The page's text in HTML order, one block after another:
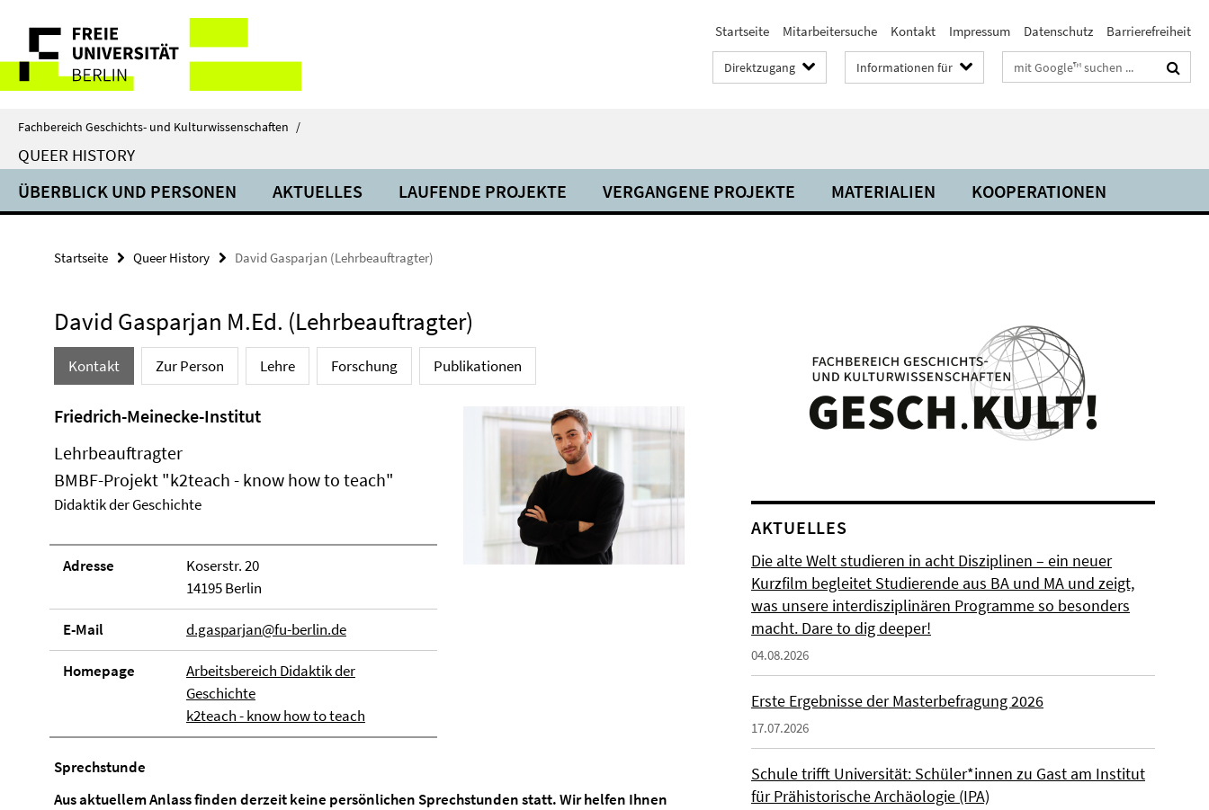
direkt
Inhalt
Service-
Navigation
Startseite Mitarbeitersuche Kontakt Impressum Datenschutz Barrierefreiheit
Direktzugang Informationen für Suchbegriffe
Fachbereich Geschichts- und Kulturwissenschaften /
QUEER HISTORY
ÜBERBLICK UND PERSONEN AKTUELLES LAUFENDE PROJEKTE VERGANGENE PROJEKTE MATERIALIEN KOOPERATIONEN
Startseite Queer History David Gasparjan (Lehrbeauftragter)
David Gasparjan M.Ed. (Lehrbeauftragter)
Kontakt Zur Person Lehre Forschung Publikationen
Friedrich-Meinecke-Institut
Lehrbeauftragter
BMBF-Projekt "k2teach - know how to teach"
Didaktik der Geschichte
Adresse
Koserstr. 20
14195 Berlin
E-Mail d.gasparjan@fu-berlin.de
Homepage
Arbeitsbereich Didaktik der
Geschichte
k2teach - know how to teach
Sprechstunde
Aus aktuellem Anlass finden derzeit keine persönlichen Sprechstunden statt. Wir helfen Ihnen
AKTUELLES
Die alte Welt studieren in acht Disziplinen – ein neuer
Kurzfilm begleitet Studierende aus BA und MA und zeigt,
was unsere interdisziplinären Programme so besonders
macht. Dare to dig deeper!
04.08.2026
Erste Ergebnisse der Masterbefragung 2026
17.07.2026
Schule trifft Universität: Schüler*innen zu Gast am Institut
für Prähistorische Archäologie (IPA)